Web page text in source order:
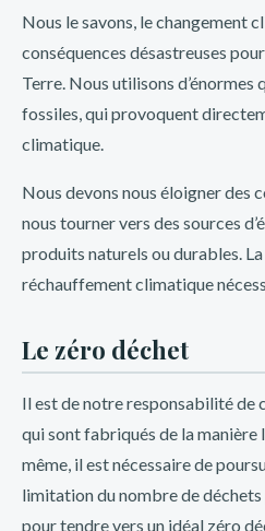
diviertes en nuestra plataforma
En Inkabet Perú, nos
experiencia de juego. Por eso,
atención al cliente disponible las
dudes en contactarnos.
de navegar y compatible con
puedas jugar desde donde
a Inkabet y descubre las
Conoce las
temporales de
Inkabet Perú te ofrece bonos y
para que disfrutes al máximo de
Nous le savons, le changement
conséquences désastreuses
Terre. Nous utilisons
fossiles, qui provoquent
climatique.
Nous devons nous éloigner des
nous tourner vers des sources
produits naturels ou durables.
réchauffement climatique
Le zéro déchet
Il est de notre responsabilité de
qui sont fabriqués de la manière
même, il est nécessaire de
limitation du nombre de
pour tendre vers un idéal zéro